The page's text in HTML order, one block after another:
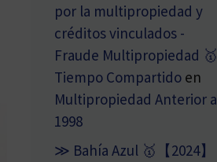
por la multipropiedad y
créditos vinculados -
Fraude Multipropiedad 🥇
Tiempo Compartido en
Multipropiedad Anterior a
1998
≫ Bahía Azul 🥇【2024】